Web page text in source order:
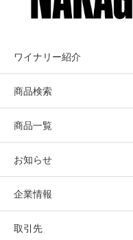
ワイナリー紹介
商品検索
商品一覧
お知らせ
企業情報
取引先